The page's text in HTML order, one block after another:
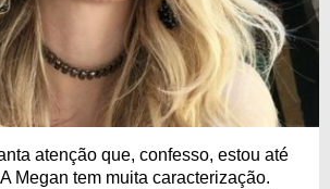
atenção que, confesso, estou até
Megan tem muita caracterização.